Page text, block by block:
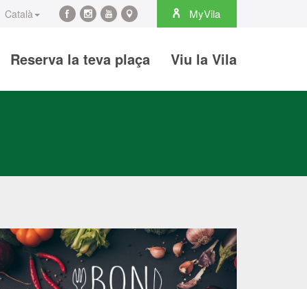
MyVila
FacebookInstagram
YouTubeMaps
Català
Reserva la teva plaça Viu la Vila